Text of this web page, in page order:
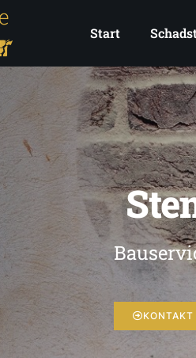
Start
KONTAKT